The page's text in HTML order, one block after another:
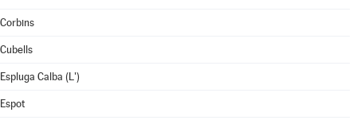
Corbins
Cubells
Espluga Calba (L')
Espot